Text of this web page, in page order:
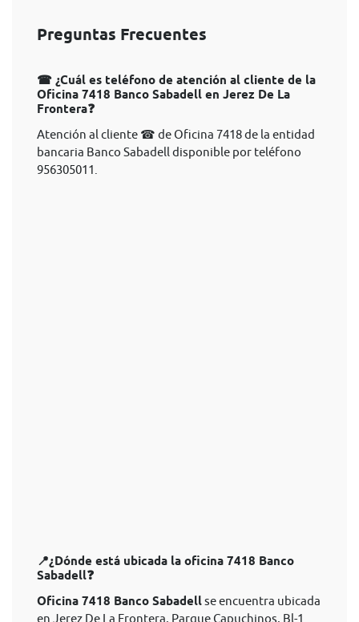
Preguntas Frecuentes
☎ ¿Cuál es teléfono de atención al cliente de la
Oficina 7418 Banco Sabadell en Jerez De La
Frontera❓
Atención al cliente ☎ de Oficina 7418 de la entidad
bancaria Banco Sabadell disponible por teléfono
956305011.
📍¿Dónde está ubicada la oficina 7418 Banco
Sabadell❓
Oficina 7418 Banco Sabadellse encuentra ubicada
en Jerez De La Frontera, Parque Capuchinos, Bl-1